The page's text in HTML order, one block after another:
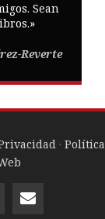
Sean
Reverte
· Política